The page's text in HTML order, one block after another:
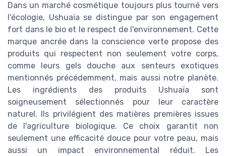
Dans un marché cosmétique toujours plus tourné vers
l'écologie, Ushuaïa se distingue par son engagement
fort dans le bio et le respect de l'environnement. Cette
marque ancrée dans la conscience verte propose des
produits qui respectent non seulement votre corps,
comme leurs gels douche aux senteurs exotiques
mentionnés précédemment, mais aussi notre planète.
Les ingrédients des produits Ushuaïa sont
soigneusement sélectionnés pour leur caractère
naturel. Ils privilégient des matières premières issues
de l'agriculture biologique. Ce choix garantit non
seulement une efficacité douce pour votre peau, mais
aussi un impact environnemental réduit. Les